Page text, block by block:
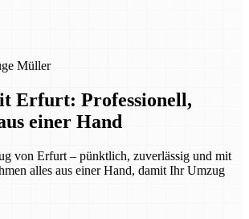
Müller
Erfurt: Professionell,
einer Hand
von Erfurt – pünktlich, zuverlässig und mit
alles aus einer Hand, damit Ihr Umzug